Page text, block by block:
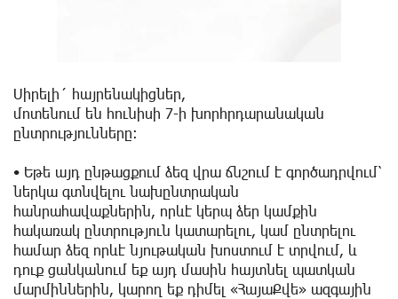
Սիրելի´ հայրենակիցներ,
մոտենում են հունիսի 7-ի խորհրդարանական
ընտրությունները։
• Եթե այդ ընթացքում ձեզ վրա ճնշում է գործադրվում՝
ներկա գտնվելու նախընտրական
հանրահավաքներին, որևէ կերպ ձեր կամքին
հակառակ ընտրություն կատարելու, կամ ընտրելու
համար ձեզ որևէ նյութական խոստում է տրվում, և
դուք ցանկանում եք այդ մասին հայտնել պատկան
մարմիններին, կարող եք դիմել «ՀայաՔվե» ազգային